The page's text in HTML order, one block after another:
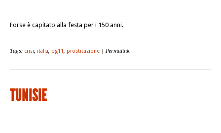
Forse è capitato alla festa per i 150 anni.
Tags: crisi italia pg11 prostituzione | Permalink
TUNISIE